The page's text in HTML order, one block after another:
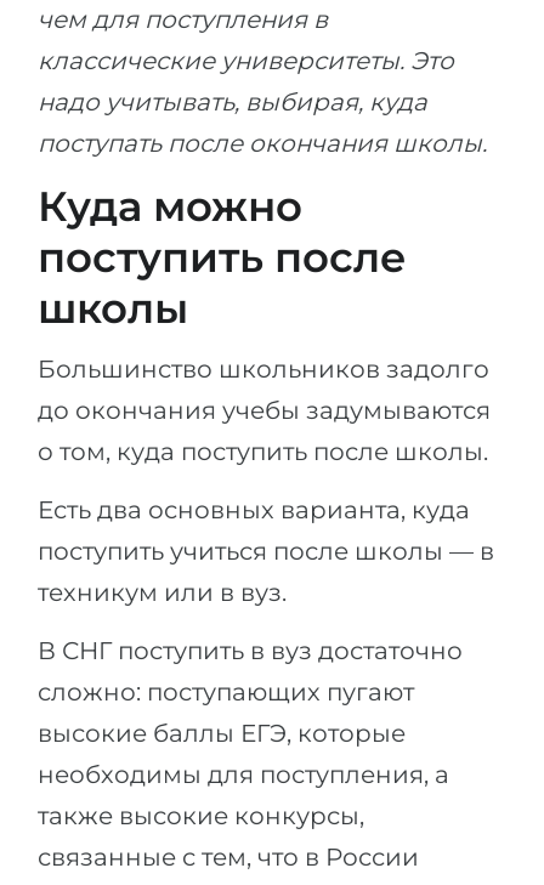
чем для поступления в
классические университеты. Это
надо учитывать, выбирая, куда
поступать после окончания школы.
Куда можно
поступить после
школы
Большинство школьников задолго
до окончания учебы задумываются
о том, куда поступить после школы.
Есть два основных варианта, куда
поступить учиться после школы — в
техникум или в вуз.
В СНГ поступить в вуз достаточно
сложно: поступающих пугают
высокие баллы ЕГЭ, которые
необходимы для поступления, а
также высокие конкурсы,
связанные с тем, что в России